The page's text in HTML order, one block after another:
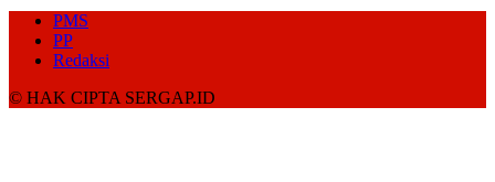
PMS
PP
Redaksi
© HAK CIPTA SERGAP.ID